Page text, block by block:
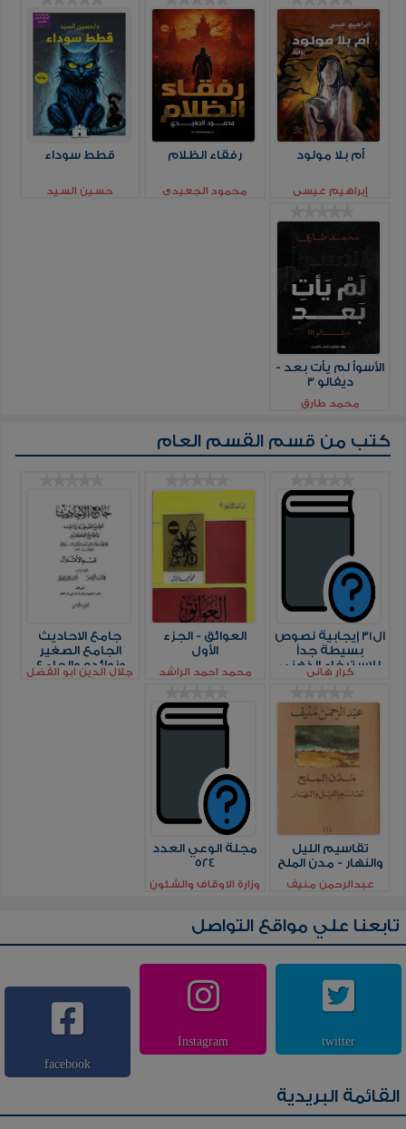
أم بلا مولود
إبراهيم عيسي
رفقاء الظلام
محمود الجعيدي
قطط سوداء
حسين السيد
الأسوأ لم يأت بعد -
ديفالو 3
محمد طارق
كتب من قسم القسم العام
ال31 إيجابية نصوص
بسيطة جداً
للإسترخاء الذهني
كرار هاني
العوائق - الجزء
الأول
محمد احمد الراشد
جامع الاحاديث
الجامع الصغير
وزوائده والجامع
الكبير قسم الاقوال
جلال الدين ابو الفضل
تقاسيم الليل
والنهار - مدن الملح
عبدالرحمن منيف
مجلة الوعي العدد
524
وزارة الاوقاف والشئون
تابعنا علي مواقع التواصل
twitter
Instagram
facebook
القائمة البريدية